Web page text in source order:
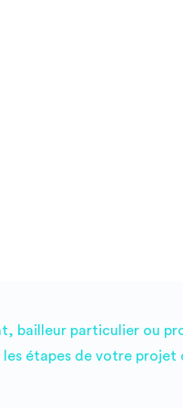
bailleur particulier ou
étapes de votre projet